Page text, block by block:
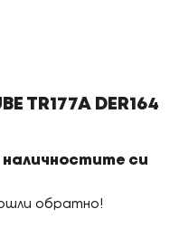
TR177A DER164
си
обратно!